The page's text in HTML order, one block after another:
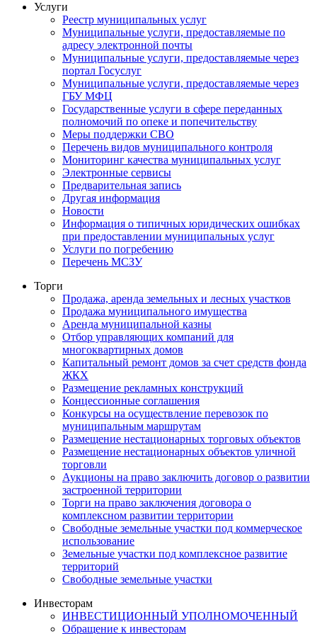
Услуги
Реестр муниципальных услуг
Муниципальные услуги, предоставляемые по
адресу электронной почты
Муниципальные услуги, предоставляемые через
портал Госуслуг
Муниципальные услуги, предоставляемые через
ГБУ МФЦ
Государственные услуги в сфере переданных
полномочий по опеке и попечительству
Меры поддержки СВО
Перечень видов муниципального контроля
Мониторинг качества муниципальных услуг
Электронные сервисы
Предварительная запись
Другая информация
Новости
Информация о типичных юридических ошибках
при предоставлении муниципальных услуг
Услуги по погребению
Перечень МСЗУ
Торги
Продажа, аренда земельных и лесных участков
Продажа муниципального имущества
Аренда муниципальной казны
Отбор управляющих компаний для
многоквартирных домов
Капитальный ремонт домов за счет средств фонда
ЖКХ
Размещение рекламных конструкций
Концессионные соглашения
Конкурсы на осуществление перевозок по
муниципальным маршрутам
Размещение нестационарных торговых объектов
Размещение нестационарных объектов уличной
торговли
Аукционы на право заключить договор о развитии
застроенной территории
Торги на право заключения договора о
комплексном развитии территории
Свободные земельные участки под коммерческое
использование
Земельные участки под комплексное развитие
территорий
Свободные земельные участки
Инвесторам
ИНВЕСТИЦИОННЫЙ УПОЛНОМОЧЕННЫЙ
Обращение к инвесторам